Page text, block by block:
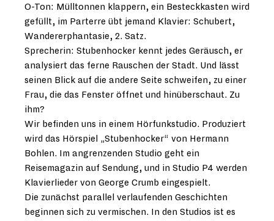
O-Ton: Mülltonnen klappern, ein Besteckkasten wird
gefüllt, im Parterre übt jemand Klavier: Schubert,
Wandererphantasie, 2. Satz.
Sprecherin: Stubenhocker kennt jedes Geräusch, er
analysiert das ferne Rauschen der Stadt. Und lässt
seinen Blick auf die andere Seite schweifen, zu einer
Frau, die das Fenster öffnet und hinüberschaut. Zu
ihm?
Wir befinden uns in einem Hörfunkstudio. Produziert
wird das Hörspiel „Stubenhocker“ von Hermann
Bohlen. Im angrenzenden Studio geht ein
Reisemagazin auf Sendung, und in Studio P4 werden
Klavierlieder von George Crumb eingespielt.
Die zunächst parallel verlaufenden Geschichten
beginnen sich zu vermischen. In den Studios ist es